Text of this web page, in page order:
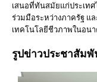
เสนอที่ทันสมัยแก่ประเท
ร่วมมือระหว่างภาครัฐ แ
เทคโนโลยีชีวภาพในอน
รูปข่าวประชาสัมพั